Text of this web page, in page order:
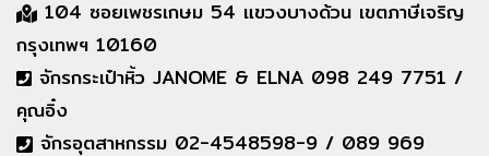
104 ซอยเพชรเกษม 54 แขวงบางด้วน เขตภาษีเจริญ
กรุงเทพฯ 10160
จักรกระเป๋าหิ้ว JANOME & ELNA 098 249 7751 /
คุณอิ๋ง
จักรอุตสาหกรรม 02-4548598-9 / 089 969